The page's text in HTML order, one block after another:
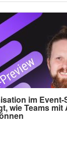
im
wie Teams